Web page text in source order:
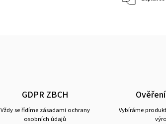
GDPR ZBCH
Vždy se řídíme zásadami ochrany
osobních údajů
Vybíráme